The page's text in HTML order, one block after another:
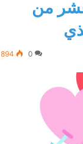
من
0
894